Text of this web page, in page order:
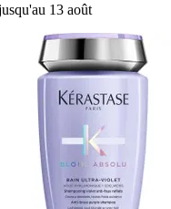
13 août